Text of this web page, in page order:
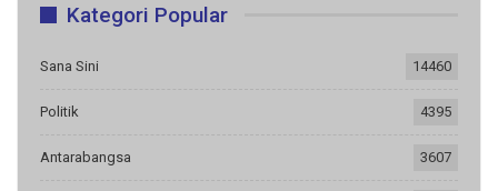
Kategori Popular
Sana Sini 14460
Politik 4395
Antarabangsa 3607